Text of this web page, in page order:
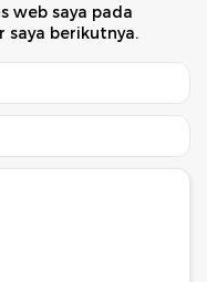
web saya pada
saya berikutnya.